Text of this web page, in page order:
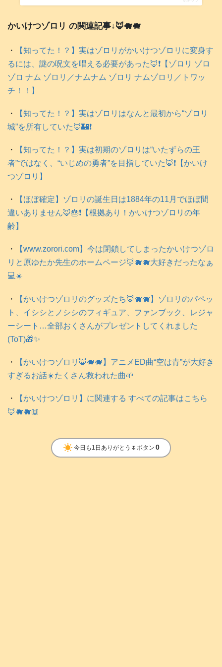
かいけつゾロリ の関連記事↓🦊🐗🐗
・
【知ってた！？】実はゾロリがかいけつゾロリに変身す
るには、謎の呪文を唱える必要があった🦊❗️【ゾロリ ゾロ
ゾロ ナム ゾロリ／ナムナム ゾロリ ナムゾロリ／トワッ
チ！！】
・
【知ってた！？】実はゾロリはなんと最初から“ゾロリ
城”を所有していた🦊🏰❗️
・
【知ってた！？】実は初期のゾロリは“いたずらの王
者”ではなく、“いじめの勇者”を目指していた🦊❗️【かいけ
つゾロリ】
・
【ほぼ確定】ゾロリの誕生日は1884年の11月でほぼ間
違いありません🦊🎂❗️【根拠あり！かいけつゾロリの年
齢】
・
【www.zorori.com】今は閉鎖してしまったかいけつゾロ
リと原ゆたか先生のホームページ🦊🐗🐗大好きだったなぁ
💻️☀️
・
【かいけつゾロリのグッズたち🦊🐗🐗】ゾロリのパペッ
ト、イシシとノシシのフィギュア、ファンブック、レジャ
ーシート…全部おくさんがプレゼントしてくれました
(ToT)🎁✨
・
【かいけつゾロリ🦊🐗🐗】アニメED曲“空は青”が大好き
すぎるお話☀️たくさん救われた曲🌱
・
【かいけつゾロリ】に関連する すべての記事はこちら
🦊🐗🐗📖
clear_day 今日も1日ありがとう🌷ボタン 0